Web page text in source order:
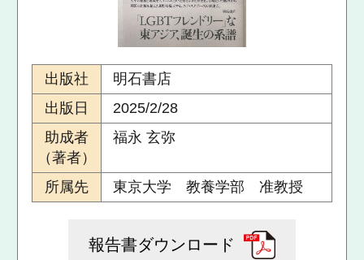
出版社
明石書店
出版日
2025/2/28
助成者
（著者）
福永 玄弥
所属先 東京大学 教養学部 准教授
報告書ダウンロード